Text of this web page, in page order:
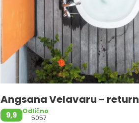
Angsana Velavaru - return
9,9
Odlično
5057